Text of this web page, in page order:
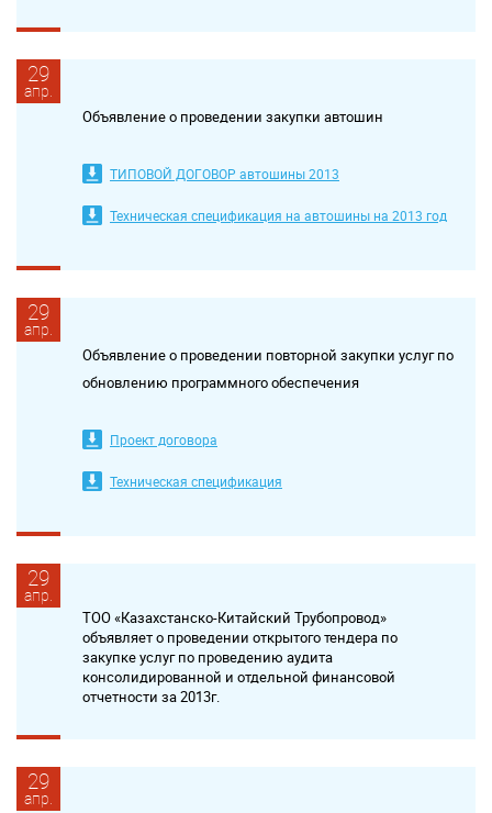
29
апр.
Объявление о проведении закупки автошин
ТИПОВОЙ ДОГОВОР автошины 2013
Техническая спецификация на автошины на 2013 год
29
апр.
Объявление о проведении повторной закупки услуг по
обновлению программного обеспечения
Проект договора
Техническая спецификация
29
апр.
ТОО «Казахстанско-Китайский Трубопровод»
объявляет о проведении открытого тендера по
закупке услуг по проведению аудита
консолидированной и отдельной финансовой
отчетности за 2013г.
29
апр.